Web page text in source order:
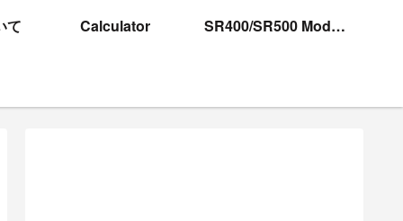
て Calculator SR400/SR500 Model